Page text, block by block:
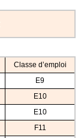
Classe d’emploi
E9
E10
E10
F11